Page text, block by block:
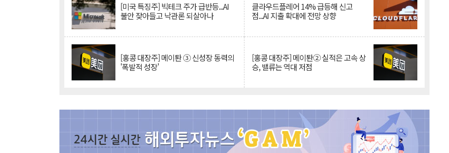
[미국 특징주] 빅테크 주가 급반등...AI
불안 잦아들고 낙관론 되살아나
클라우드플레어 14% 급등해 신고
점...AI 지출 확대에 전망 상향
[홍콩 대장주] 메이퇀 ③ 신성장 동력의
'폭발적 성장'
[홍콩 대장주] 메이퇀② 실적은 고속 상
승, 밸류는 역대 저점